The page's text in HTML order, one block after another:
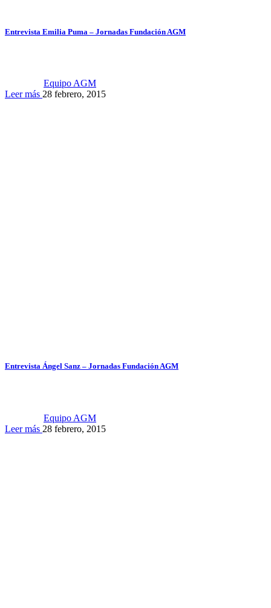
Entrevista Emilia Puma – Jornadas Fundación AGM
Equipo AGM
Leer más 28 febrero, 2015
Entrevista Ángel Sanz – Jornadas Fundación AGM
Equipo AGM
Leer más 28 febrero, 2015